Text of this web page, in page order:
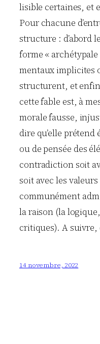
lisible certaines, et
Pour chacune
structure : d’abord
forme «
mentaux implicites
structurent, et
cette fable est, à
morale fausse,
dire qu’elle prétend
ou de pensée des
contradiction soit
soit avec les
communément
la raison (la
critiques). A suivre,
14 novembre, 2022